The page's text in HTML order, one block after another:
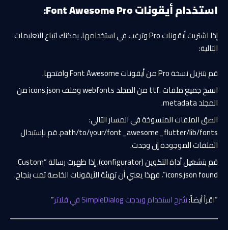
استخدام أيقونات Font Awesome Pro:
إذا اشتريت أيقونات Pro وترغب في استخدامها، يمكنك اتباع التعليمات
التالية:
قم بتنزيل نسخة Pro من أيقونات Font Awesome وافتحها.
انسخ جميع ملفات .ttf من المجلد webfonts وملف icons.json من
المجلد metadata.
الصق الملفات المنسوخة في المسار التالي:
path/to/your/font_awesome_flutter/lib/fonts. قم بإستبدال
الملفات الموجودة إن وجدت.
قم بتشغيل أداة التكوين (configurator). إذا ظهرت رسالة “Custom
icons.json found”، فهذا يعني أن تهيئة الأيقونات الخاصة تمت بنجاح.
“اقرأ أيضاً:شرح استخدام ويدجت SimpleDialog في فلاتر “